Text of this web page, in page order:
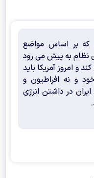
که بر اساس مواضع
نظام به پیش می رود
و امروز آمریکا باید
و نه افراطیون و
در داشتن انرژی